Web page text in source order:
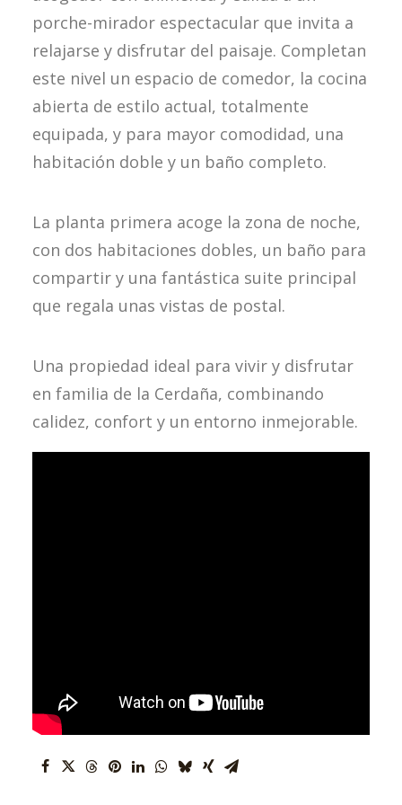
porche-mirador espectacular que invita a
relajarse y disfrutar del paisaje. Completan
este nivel un espacio de comedor, la cocina
abierta de estilo actual, totalmente
equipada, y para mayor comodidad, una
habitación doble y un baño completo.
La planta primera acoge la zona de noche,
con dos habitaciones dobles, un baño para
compartir y una fantástica suite principal
que regala unas vistas de postal.
Una propiedad ideal para vivir y disfrutar
en familia de la Cerdaña, combinando
calidez, confort y un entorno inmejorable.